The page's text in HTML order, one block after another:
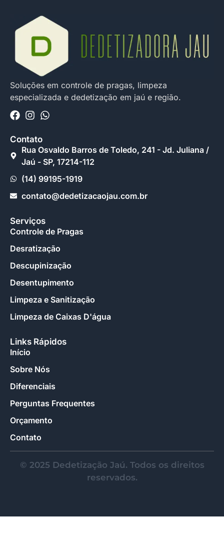
Soluções em controle de pragas, limpeza
especializada e dedetização em jaú e região.
Contato
Rua Osvaldo Barros de Toledo, 241 - Jd. Juliana /
Jaú - SP, 17214-112
(14) 99195-1919
contato@dedetizacaojau.com.br
Serviços
Controle de Pragas
Desratização
Descupinização
Desentupimento
Limpeza e Sanitização
Limpeza de Caixas D'água
Links Rápidos
Início
Sobre Nós
Diferenciais
Perguntas Frequentes
Orçamento
Contato
© 2025 Dedetização Jaú. Todos os direitos
reservados.